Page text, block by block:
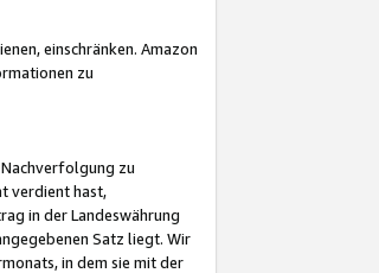
einschränken. Amazon
zu
zu
verdient hast,
in der Landeswährung
Satz liegt. Wir
in dem sie mit der